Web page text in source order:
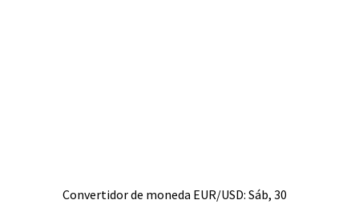
Convertidor de moneda EUR/USD: Sáb, 30